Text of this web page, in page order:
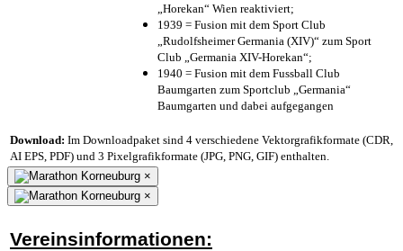
„Horekan“ Wien reaktiviert;
1939 = Fusion mit dem Sport Club
„Rudolfsheimer Germania (XIV)“ zum Sport
Club „Germania XIV-Horekan“;
1940 = Fusion mit dem Fussball Club
Baumgarten zum Sportclub „Germania“
Baumgarten und dabei aufgegangen
Download: Im Downloadpaket sind 4 verschiedene Vektorgrafikformate (CDR,
AI EPS, PDF) und 3 Pixelgrafikformate (JPG, PNG, GIF) enthalten.
×
×
Vereinsinformationen: